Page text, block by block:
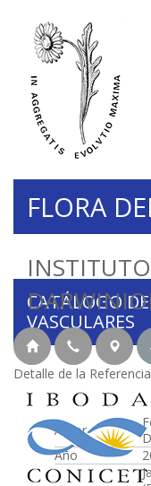
FLORA
CATÁLOGO
VASCULARES
Detalle de la
Autor
Año